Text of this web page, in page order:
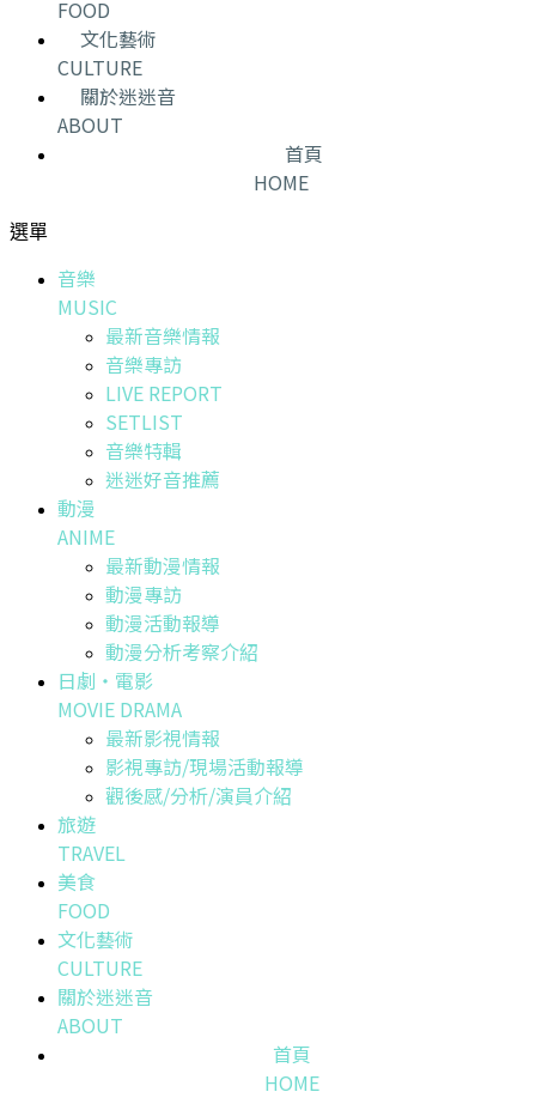
FOOD
文化藝術
CULTURE
關於迷迷音
ABOUT
首頁
HOME
選單
音樂
MUSIC
最新音樂情報
音樂專訪
LIVE REPORT
SETLIST
音樂特輯
迷迷好音推薦
動漫
ANIME
最新動漫情報
動漫專訪
動漫活動報導
動漫分析考察介紹
日劇・電影
MOVIE DRAMA
最新影視情報
影視專訪/現場活動報導
觀後感/分析/演員介紹
旅遊
TRAVEL
美食
FOOD
文化藝術
CULTURE
關於迷迷音
ABOUT
首頁
HOME